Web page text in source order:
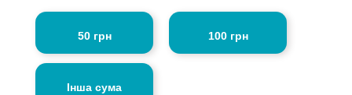
50 грн 100 грн
Інша сума